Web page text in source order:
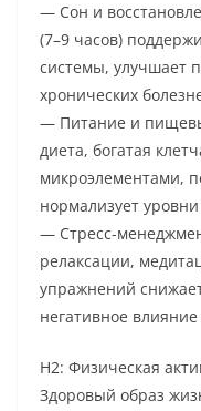
— Сон и
(7–9 часов)
системы, улучшает
хронических
— Питание и
диета, богатая
микроэлементами,
нормализует
— Стресс-
релаксации,
упражнений
негативное
H2: Физическая
Здоровый образ